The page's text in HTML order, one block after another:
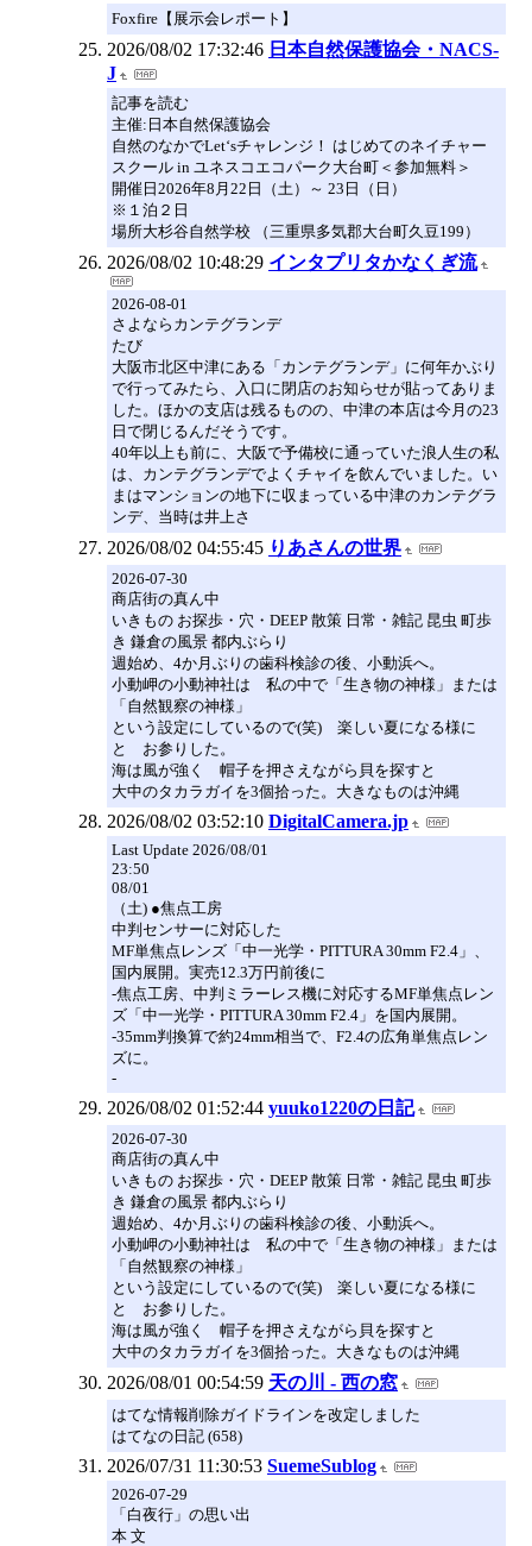
Foxfire【展示会レポート】
2026/08/02 17:32:46 日本自然保護協会・NACS-
J
記事を読む
主催:日本自然保護協会
自然のなかでLet‘sチャレンジ！ はじめてのネイチャー
スクール in ユネスコエコパーク大台町＜参加無料＞
開催日2026年8月22日（土）～ 23日（日）
※１泊２日
場所大杉谷自然学校 （三重県多気郡大台町久豆199）
2026/08/02 10:48:29 インタプリタかなくぎ流
2026-08-01
さよならカンテグランデ
たび
大阪市北区中津にある「カンテグランデ」に何年かぶり
で行ってみたら、入口に閉店のお知らせが貼ってありま
した。ほかの支店は残るものの、中津の本店は今月の23
日で閉じるんだそうです。
40年以上も前に、大阪で予備校に通っていた浪人生の私
は、カンテグランデでよくチャイを飲んでいました。い
まはマンションの地下に収まっている中津のカンテグラ
ンデ、当時は井上さ
2026/08/02 04:55:45 りあさんの世界
2026-07-30
商店街の真ん中
いきもの お探歩・穴・DEEP 散策 日常・雑記 昆虫 町歩
き 鎌倉の風景 都内ぶらり
週始め、4か月ぶりの歯科検診の後、小動浜へ。
小動岬の小動神社は 私の中で「生き物の神様」または
「自然観察の神様」
という設定にしているので(笑) 楽しい夏になる様に
と お参りした。
海は風が強く 帽子を押さえながら貝を探すと
大中のタカラガイを3個拾った。大きなものは沖縄
2026/08/02 03:52:10 DigitalCamera.jp
Last Update 2026/08/01
23:50
08/01
（土) ●焦点工房
中判センサーに対応した
MF単焦点レンズ「中一光学・PITTURA 30mm F2.4」、
国内展開。実売12.3万円前後に
-焦点工房、中判ミラーレス機に対応するMF単焦点レン
ズ「中一光学・PITTURA 30mm F2.4」を国内展開。
-35mm判換算で約24mm相当で、F2.4の広角単焦点レン
ズに。
-
2026/08/02 01:52:44 yuuko1220の日記
2026-07-30
商店街の真ん中
いきもの お探歩・穴・DEEP 散策 日常・雑記 昆虫 町歩
き 鎌倉の風景 都内ぶらり
週始め、4か月ぶりの歯科検診の後、小動浜へ。
小動岬の小動神社は 私の中で「生き物の神様」または
「自然観察の神様」
という設定にしているので(笑) 楽しい夏になる様に
と お参りした。
海は風が強く 帽子を押さえながら貝を探すと
大中のタカラガイを3個拾った。大きなものは沖縄
2026/08/01 00:54:59 天の川 - 西の窓
はてな情報削除ガイドラインを改定しました
はてなの日記 (658)
2026/07/31 11:30:53 SuemeSublog
2026-07-29
「白夜行」の思い出
本 文